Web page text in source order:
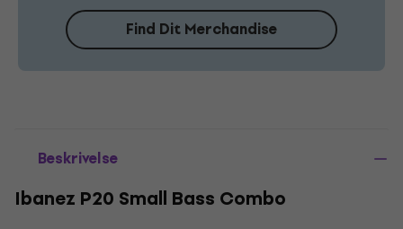
Find Dit Merchandise
Beskrivelse
Ibanez P20 Small Bass Combo